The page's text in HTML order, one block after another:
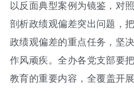
以反面典型案例为镜鉴，对
剖析政绩观偏差突出问题，
政绩观偏差的重点任务，坚
作风顽疾。全办各党支部要
教育的重要内容， 全覆盖开